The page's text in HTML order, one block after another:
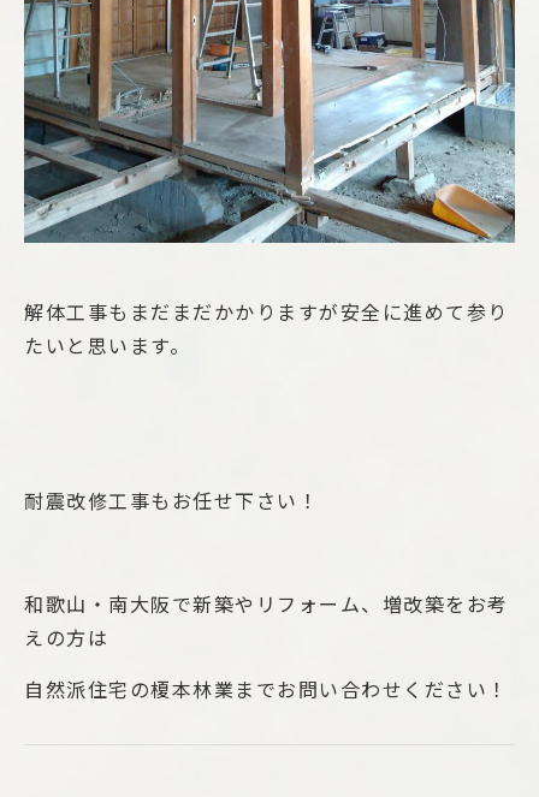
解体工事もまだまだかかりますが安全に進めて参り
たいと思います。
耐震改修工事もお任せ下さい！
和歌山・南大阪で新築やリフォーム、増改築をお考
えの方は
自然派住宅の榎本林業までお問い合わせください！